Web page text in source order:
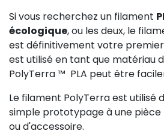
Si vous recherchez un filament
écologique, ou les deux, le
est définitivement votre premier
est utilisé en tant que matériau
PolyTerra ™ ️ PLA peut être
Le filament PolyTerra est utilisé
simple prototypage à une
ou d'accessoire.